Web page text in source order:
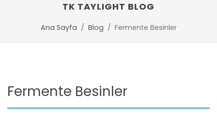
TK TAYLIGHT BLOG
Ana Sayfa Blog Fermente Besinler
Fermente Besinler